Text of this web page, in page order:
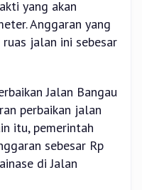
yang akan
Anggaran yang
jalan ini sebesar
Jalan Bangau
perbaikan jalan
itu, pemerintah
sebesar Rp
di Jalan